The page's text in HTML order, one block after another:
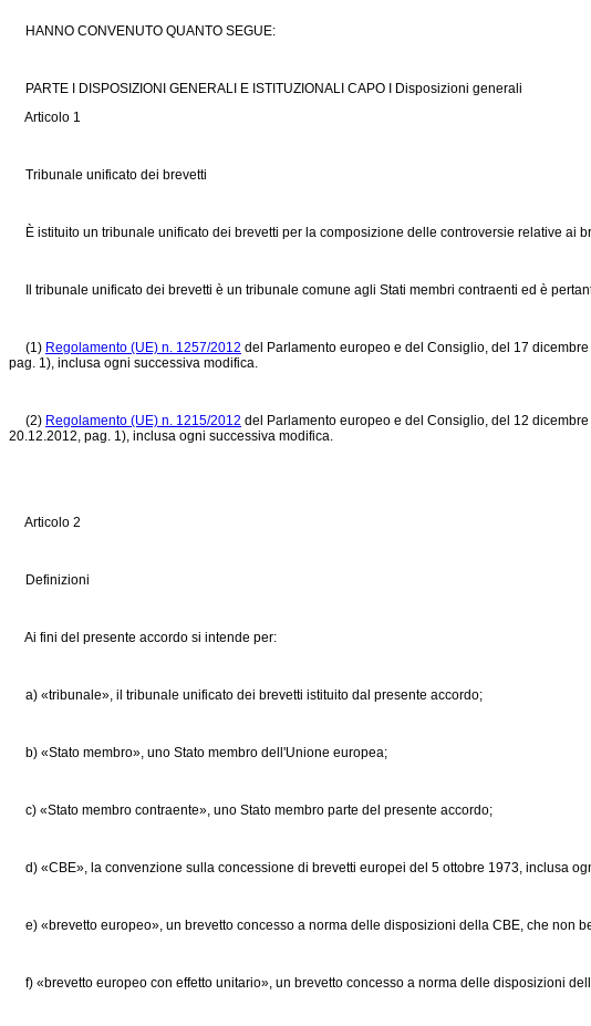
HANNO CONVENUTO QUANTO SEGUE:
PARTE I DISPOSIZIONI GENERALI E ISTITUZIONALI CAPO I Disposizioni generali
Articolo 1
Tribunale unificato dei brevetti
È istituito un tribunale unificato dei brevetti per la composizione delle controversie relative ai
Il tribunale unificato dei brevetti è un tribunale comune agli Stati membri contraenti ed è
(1) Regolamento (UE) n. 1257/2012 del Parlamento europeo e del Consiglio, del 17
pag. 1), inclusa ogni successiva modifica.
(2) Regolamento (UE) n. 1215/2012 del Parlamento europeo e del Consiglio, del 12
20.12.2012, pag. 1), inclusa ogni successiva modifica.
Articolo 2
Definizioni
Ai fini del presente accordo si intende per:
a) «tribunale», il tribunale unificato dei brevetti istituito dal presente accordo;
b) «Stato membro», uno Stato membro dell'Unione europea;
c) «Stato membro contraente», uno Stato membro parte del presente accordo;
d) «CBE», la convenzione sulla concessione di brevetti europei del 5 ottobre 1973, inclusa
e) «brevetto europeo», un brevetto concesso a norma delle disposizioni della CBE, che non
f) «brevetto europeo con effetto unitario», un brevetto concesso a norma delle disposizioni